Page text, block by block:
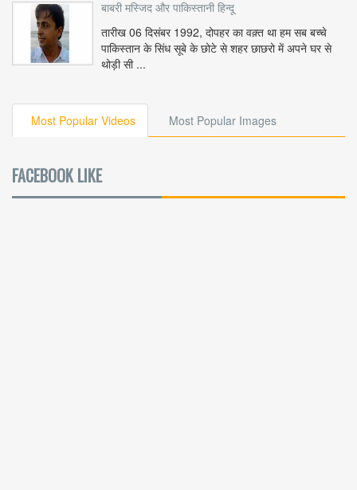
बाबरी मस्जिद और पाकिस्तानी हिन्दू
तारीख 06 दिसंबर 1992, दोपहर का वक़्त था हम सब बच्चे
पाकिस्तान के सिंध सूबे के छोटे से शहर छाछरो में अपने घर से
थोड़ी सी ...
Most Popular Videos Most Popular Images
FACEBOOK LIKE